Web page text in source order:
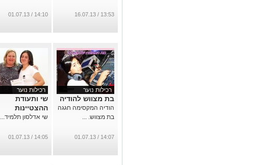
13:53 / 16.07.13
14:10 / 01.07.13
רכילות נוער
בת מצווש להודיה
הודיה המקסימה חגגה
בת מצווש. ...
14:07 / 01.07.13
רכילות נוער
שי ותעודת
ההצטיינות
שי אדלסון תלמיד...
14:05 / 01.07.13